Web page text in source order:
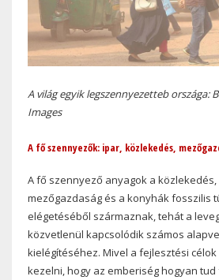
A világ egyik legszennyezetteb országa:
Images
A fő szennyezők: ipar, közlekedés,
A fő szennyező anyagok a közlekedés,
mezőgazdaság és a konyhák fosszilis
elégetéséből származnak, tehát a
közvetlenül kapcsolódik számos
kielégítéséhez. Mivel a fejlesztési
kezelni, hogy az emberiség hogyan